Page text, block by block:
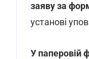
заяву за
установі
У паперовій